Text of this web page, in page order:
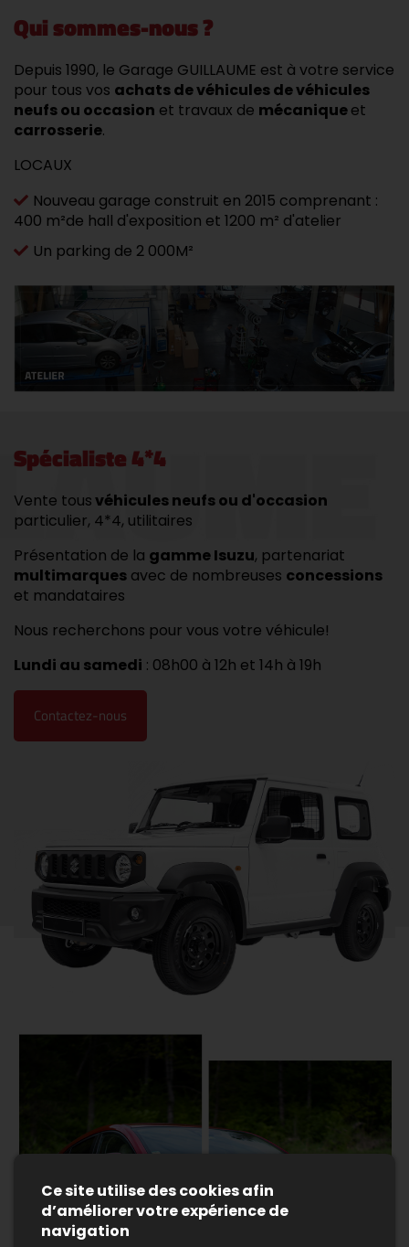
Qui sommes-nous ?
Depuis 1990, le Garage GUILLAUME est à votre service
pour tous vos achats de véhicules de véhicules
neufs ou occasion et travaux de mécaniqueet
carrosserie.
LOCAUX
Nouveau garage construit en 2015 comprenant :
400 m²de hall d'exposition et 1200 m² d'atelier
Un parking de 2 000M²
Spécialiste 4*4
Vente tousvéhicules neufs ou d'occasion
particulier, 4*4, utilitaires
Présentation de la gamme Isuzu, partenariat
multimarques avec de nombreuses concessions
et mandataires
Nous recherchons pour vous votre véhicule!
Lundi au samedi : 08h00 à 12h et 14h à 19h
Contactez-nous
Ce site utilise des cookies afin
d’améliorer votre expérience de
navigation